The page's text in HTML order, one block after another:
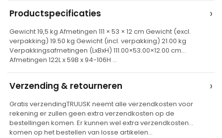
a
t
v
e
Productspecificaties ›
Gewicht 19,5 kg Afmetingen 111 × 53 × 12 cm Gewicht (excl.
verpakking) 19.50 kg Gewicht (incl. verpakking) 21.00 kg
Verpakkingsafmetingen (LxBxH) 111.00×53.00×12.00 cm
Afmetingen 122L x 59B x 94-106H …
Verzending & retourneren ›
Gratis verzendingTRUUSK neemt alle verzendkosten voor
rekening er zullen geen extra verzendkosten op de
bestellingen komen. Er kunnen wel extra verzendkosten
komen op het bestellen van losse artikelen…